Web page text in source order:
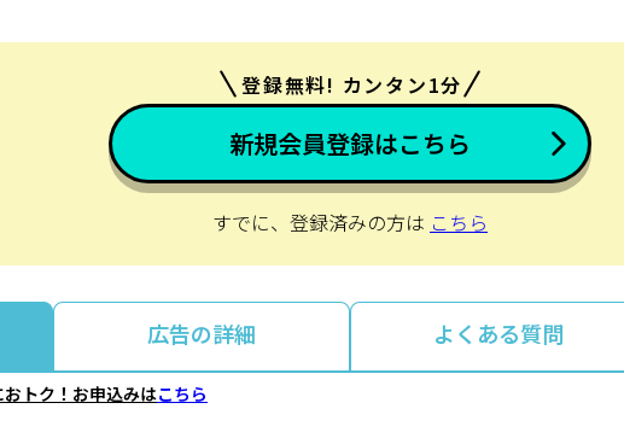
登録無料! カンタン1分
新規会員登録はこちら
すでに、登録済みの方は こちら
広告の詳細 よくある質問
トク！お申込みはこちら